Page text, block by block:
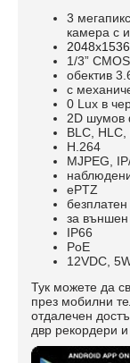
3
камера с
1/3”
обектив
c
0 Lux в
2D шумов
BLC, HLC,
H.264
MJPEG,
ePTZ
за
IP66
PoE
12VDC,
Тук можете да
през мобилни
отдалечен
двр рекордери